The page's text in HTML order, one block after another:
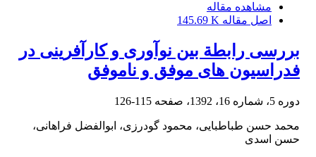
مشاهده مقاله
اصل مقاله 145.69 K
بررسی رابطة بین نوآوری و کارآفرینی در
فدراسیون های موفق و ناموفق
دوره 5، شماره 16، 1392، صفحه 115-126
محمد حسن طباطبایی، محمود گودرزی، ابوالفضل فراهانی،
حسن اسدی